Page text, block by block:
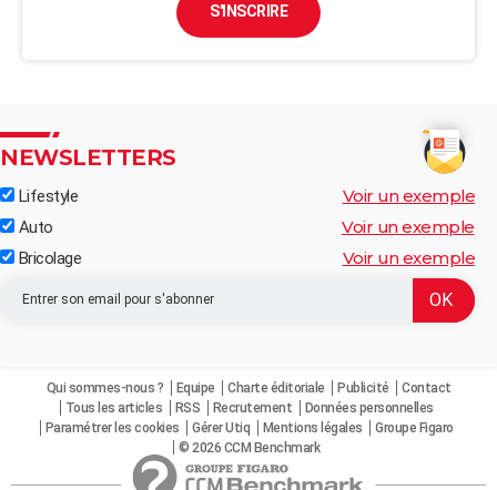
S'INSCRIRE
NEWSLETTERS
Lifestyle Voir un exemple
Auto Voir un exemple
Bricolage Voir un exemple
Qui sommes-nous ? Equipe Charte éditoriale Publicité
Contact
Tous les articles
RSS Recrutement
Données personnelles
Paramétrer les cookies
Gérer Utiq Mentions légales
Groupe Figaro
© 2026 CCM Benchmark